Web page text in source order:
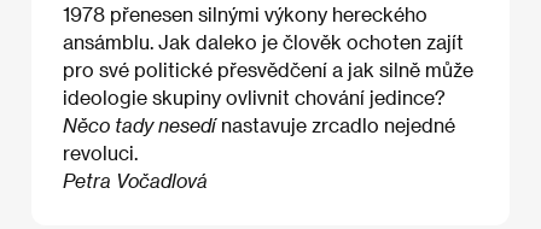
1978 přenesen silnými výkony hereckého
ansámblu. Jak daleko je člověk ochoten zajít
pro své politické přesvědčení a jak silně může
ideologie skupiny ovlivnit chování jedince?
Něco tady nesedí​nastavuje zrcadlo nejedné
revoluci.
Petra Vočadlová